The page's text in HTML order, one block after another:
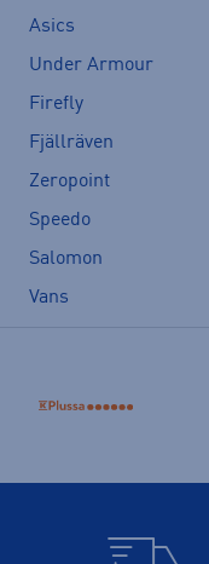
Asics
Under Armour
Firefly
Fjällräven
Zeropoint
Speedo
Salomon
Vans